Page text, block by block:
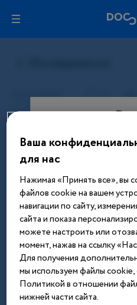
Этот материал
после авторизации.
доступ ко всем
Введите телефон или
Ваша
для нас
Нажимая «Принять все», вы
файлов cookie на вашем
навигации по сайту,
сайта и показа
можете настроить или
момент, нажав на ссылку
Для получения
мы используем файлы cookie,
Политикой в отношении
нижней части сайта.